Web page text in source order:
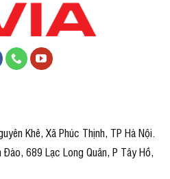
Khê, Xã Phúc Thịnh, TP Hà Nội.
Đào, 689 Lạc Long Quân, P Tây Hồ,